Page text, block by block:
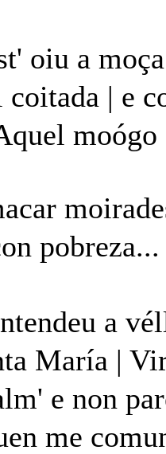
oiu a
coitada | e
moógo
pobreza...
a
María |
e non
me